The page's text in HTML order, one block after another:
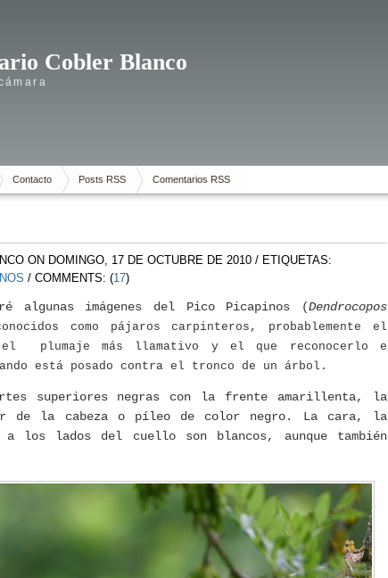
Cobler Blanco
Contacto Posts RSS Comentarios RSS
ON DOMINGO, 17 DE OCTUBRE DE 2010 / ETIQUETAS:
/ COMMENTS: (17)
algunas imágenes del Pico Picapinos (Dendrocopos
como pájaros carpinteros, probablemente el
el plumaje más llamativo y el que reconocerlo e
está posado contra el tronco de un árbol.
superiores negras con la frente amarillenta, la
de la cabeza o píleo de color negro. La cara, la
a los lados del cuello son blancos, aunque también